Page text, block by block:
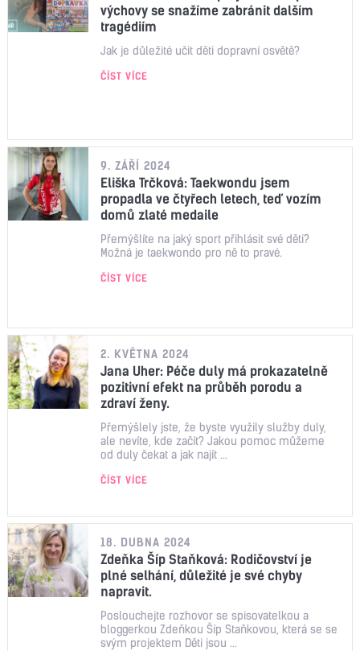
výchovy se snažíme zabránit dalším
tragédiím
Jak je důležité učit děti dopravní osvětě?
ČÍST VÍCE
9. ZÁŘÍ 2024
Eliška Trčková: Taekwondu jsem
propadla ve čtyřech letech, teď vozím
domů zlaté medaile
Přemýšlíte na jaký sport přihlásit své děti?
Možná je taekwondo pro ně to pravé.
ČÍST VÍCE
2. KVĚTNA 2024
Jana Uher: Péče duly má prokazatelně
pozitivní efekt na průběh porodu a
zdraví ženy.
Přemýšlely jste, že byste využily služby duly,
ale nevíte, kde začít? Jakou pomoc můžeme
od duly čekat a jak najít ...
ČÍST VÍCE
18. DUBNA 2024
Zdeňka Šíp Staňková: Rodičovství je
plné selhání, důležité je své chyby
napravit.
Poslouchejte rozhovor se spisovatelkou a
bloggerkou Zdeňkou Šíp Staňkovou, která se se
svým projektem Děti jsou ...